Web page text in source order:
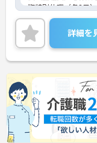
期特別休暇（各3日
を奨励する長期休暇
が充実しており、資
ョン健診補助等）、
ス）、保育手当、退
が整っています。車
ン代規定支給、交通
ホスピスケアの基礎
緩和、人工呼吸器
びの手引きや定期的
援します。CUCホス
り、称賛文化（月次
し、チーム一丸とな
詳細を